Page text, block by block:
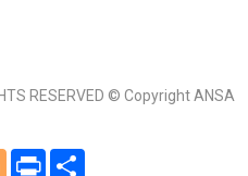
RESERVED © Copyright ANSA
BloggerPrint